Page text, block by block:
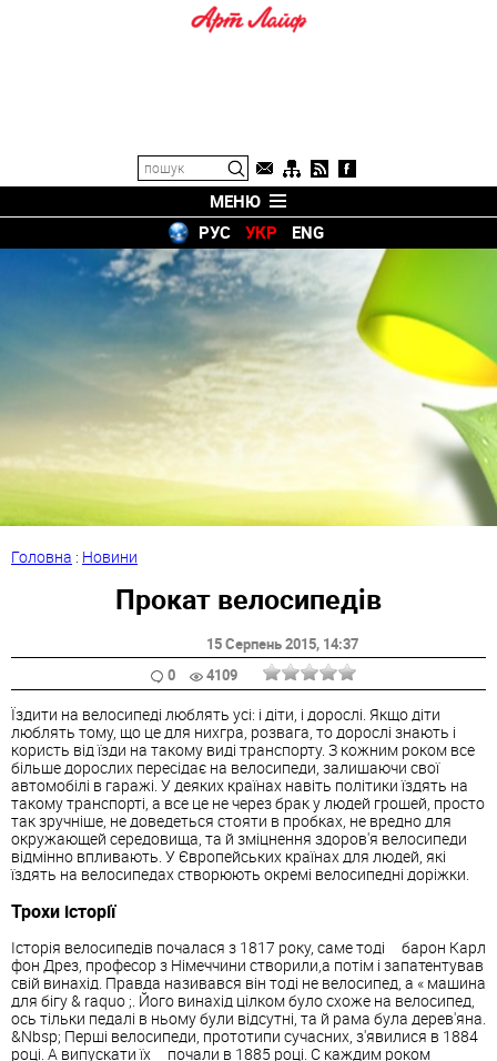
МЕНЮ
РУС
УКР ENG
Головна : Новини
Прокат велосипедів
15 Серпень 2015, 14:37
0
4109
Їздити на велосипеді люблять усі: і діти, і дорослі. Якщо діти
люблять тому, що це для нихгра, розвага, то дорослі знають і
користь від їзди на такому виді транспорту. З кожним роком все
більше дорослих пересідає на велосипеди, залишаючи свої
автомобілі в гаражі. У деяких країнах навіть політики їздять на
такому транспорті, а все це не через брак у людей грошей, просто
так зручніше, не доведеться стояти в пробках, не вредно для
окружающей середовища, та й зміцнення здоров'я велосипеди
відмінно впливають. У Європейських країнах для людей, які
їздять на велосипедах створюють окремі велосипедні доріжки.
Трохи історії
Історія велосипедів почалася з 1817 року, саме тоді барон Карл
фон Дрез, професор з Німеччини створили,а потім і запатентував
свій винахід. Правда називався він тоді не велосипед, а « машина
для бігу & raquo ;. Його винахід цілком було схоже на велосипед,
ось тільки педалі в ньому були відсутні, та й рама була дерев'яна.
&Nbsp; Перші велосипеди, прототипи сучасних, з'явилися в 1884
році. А випускати їх почали в 1885 році. С каждим роком